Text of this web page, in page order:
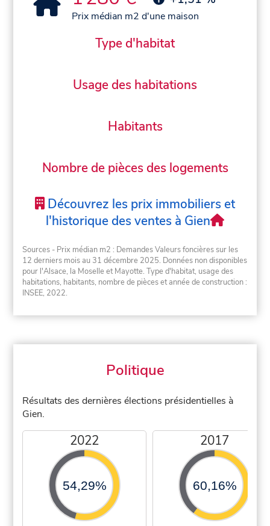
Prix médian m2 d'une maison
Type d'habitat
Usage des habitations
Habitants
Nombre de pièces des logements
Découvrez les prix immobiliers et
l'historique des ventes à Gien
Sources - Prix médian m2 : Demandes Valeurs foncières sur les
12 derniers mois au 31 décembre 2025. Données non disponibles
pour l'Alsace, la Moselle et Mayotte. Type d'habitat, usage des
habitations, habitants, nombre de pièces et année de construction :
INSEE, 2022.
Politique
Résultats des dernières élections présidentielles à
Gien.
2022
54,29%
2017
60,16%